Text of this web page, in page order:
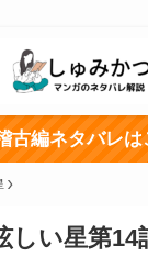
古編ネタバレは
しい星第14